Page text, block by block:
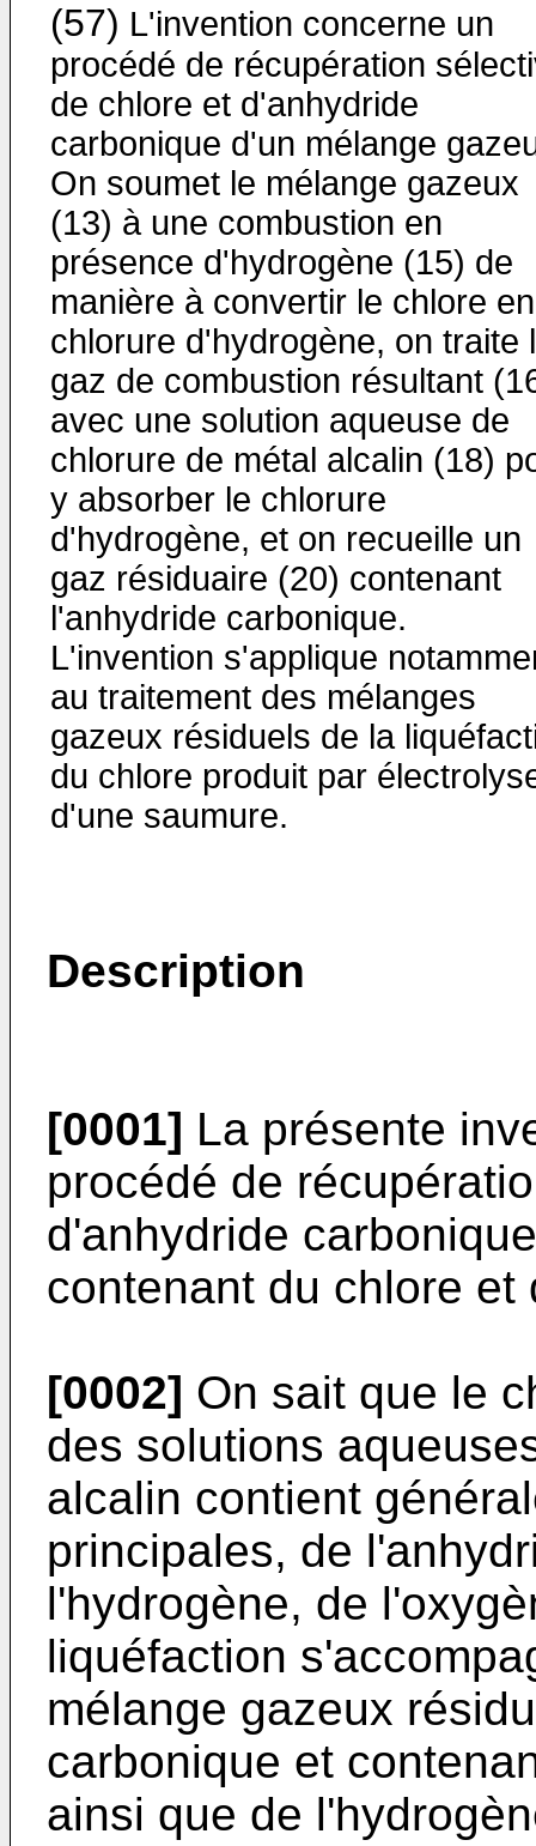
(57) L'invention concerne un
procédé de récupération
de chlore et d'anhydride
carbonique d'un mélange
On soumet le mélange gazeux
(13) à une combustion en
présence d'hydrogène (15) de
manière à convertir le chlore en
chlorure d'hydrogène, on traite
gaz de combustion résultant
avec une solution aqueuse de
chlorure de métal alcalin (18)
y absorber le chlorure
d'hydrogène, et on recueille un
gaz résiduaire (20) contenant
l'anhydride carbonique.
L'invention s'applique
au traitement des mélanges
gazeux résiduels de la
du chlore produit par
d'une saumure.
Description
[0001] La présente
procédé de
d'anhydride
contenant du chlore
[0002] On sait que le
des solutions
alcalin contient
principales, de
l'hydrogène, de
liquéfaction
mélange gazeux
carbonique et
ainsi que de